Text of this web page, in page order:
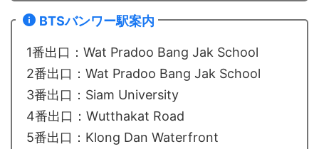
BTSバンワー駅案内
1番出口：Wat Pradoo Bang Jak School
2番出口：Wat Pradoo Bang Jak School
3番出口：Siam University
4番出口：Wutthakat Road
5番出口：Klong Dan Waterfront